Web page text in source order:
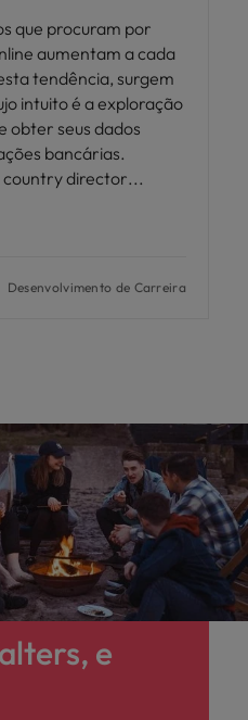
que procuram por
aumentam a cada
tendência, surgem
intuito é a exploração
obter seus dados
bancárias.
country director
Desenvolvimento de Carreira
e